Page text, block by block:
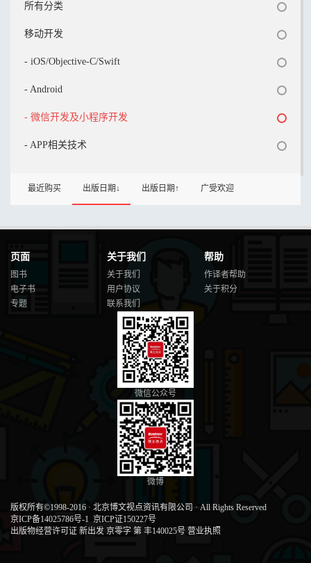
所有分类
移动开发
- iOS/Objective-C/Swift
- Android
- 微信开发及小程序开发
- APP相关技术
最近购买 出版日期↓ 出版日期↑ 广受欢迎
页面
图书
电子书
专题
关于我们
关于我们
用户协议
联系我们
帮助
作译者帮助
关于积分
微信公众号
微博
版权所有©1998-2016 · 北京博文视点资讯有限公司 · All Rights Reserved
京ICP备14025786号-1 京ICP证150227号
出版物经营许可证 新出发 京零字 第 丰140025号 营业执照